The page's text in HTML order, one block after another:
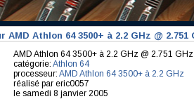
Athlon 64 3500+ à 2.2 GHz @ 2.751
AMD Athlon 64 3500+ à 2.2 GHz @ 2.751 GHz
catégorie: Athlon 64
processeur: AMD Athlon 64 3500+ à 2.2 GHz
réalisé par eric0057
le samedi 8 janvier 2005